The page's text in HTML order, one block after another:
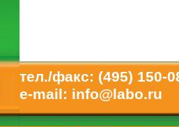
тел./факс: (495) 150-
e-mail: info@labo.ru